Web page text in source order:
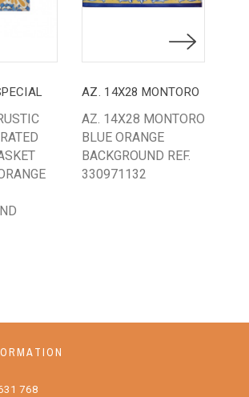
AZ. 14X28 MONTORO
AZ. 14X28 MONTORO
BLUE ORANGE
BACKGROUND REF.
330971132
768